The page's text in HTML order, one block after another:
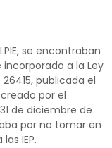
se encontraban
a la Ley
publicada el
por el
de diciembre de
por no tomar en
IEP.